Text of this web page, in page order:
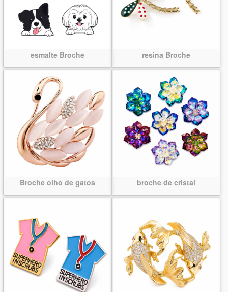
esmalte Broche resina Broche
Broche olho de gatos broche de cristal